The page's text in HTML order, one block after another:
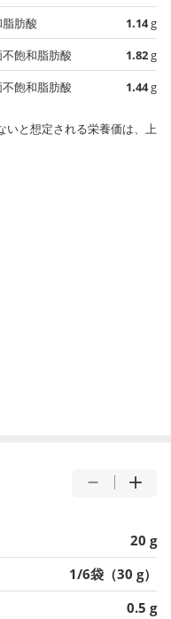
肪酸
1.14g
飽和脂肪酸
1.82g
不飽和脂肪酸
1.44g
いと想定される栄養価は、上
20 g
1/6袋（30 g）
0.5 g